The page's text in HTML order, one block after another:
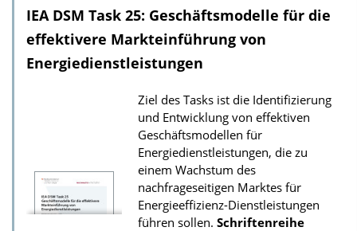
IEA DSM Task 25: Geschäftsmodelle für die
effektivere Markteinführung von
Energiedienstleistungen
Ziel des Tasks ist die Identifizierung
und Entwicklung von effektiven
Geschäftsmodellen für
Energiedienstleistungen, die zu
einem Wachstum des
nachfrageseitigen Marktes für
Energieeffizienz-Dienstleistungen
führen sollen. Schriftenreihe